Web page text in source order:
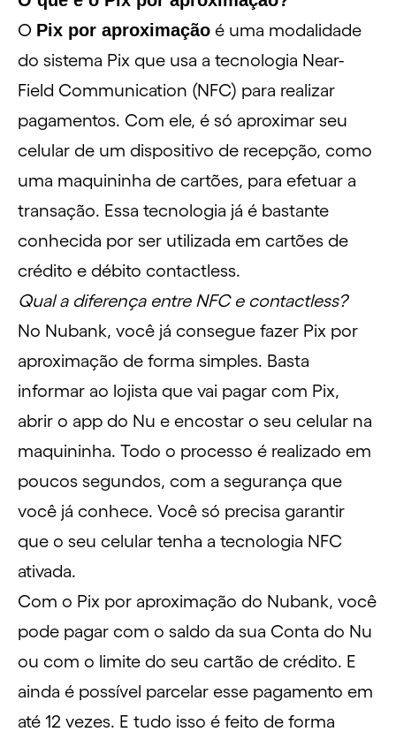
O Pix por aproximação é uma modalidade
do sistema Pix que usa a tecnologia Near-
Field Communication (NFC) para realizar
pagamentos. Com ele, é só aproximar seu
celular de um dispositivo de recepção, como
uma maquininha de cartões, para efetuar a
transação. Essa tecnologia já é bastante
conhecida por ser utilizada em cartões de
crédito e débito contactless.
Qual a diferença entre NFC e contactless?
No Nubank, você já consegue fazer Pix por
aproximação de forma simples. Basta
informar ao lojista que vai pagar com Pix,
abrir o app do Nu e encostar o seu celular na
maquininha. Todo o processo é realizado em
poucos segundos, com a segurança que
você já conhece. Você só precisa garantir
que o seu celular tenha a tecnologia NFC
ativada.
Com o Pix por aproximação do Nubank, você
pode pagar com o saldo da sua Conta do Nu
ou com o limite do seu cartão de crédito. E
ainda é possível parcelar esse pagamento em
até 12 vezes. E tudo isso é feito de forma